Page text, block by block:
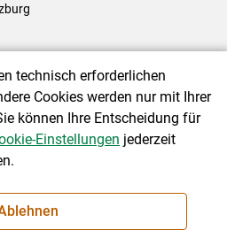
|Barrierefreiheit|
technisch erforderlichen
Cookies werden nur mit Ihrer
können Ihre Entscheidung für
Einstellungen jederzeit